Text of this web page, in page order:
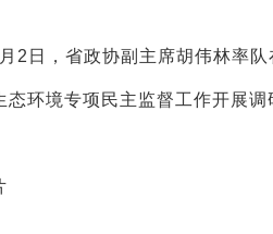
2日，省政协副主席胡伟林率队
态环境专项民主监督工作开展调